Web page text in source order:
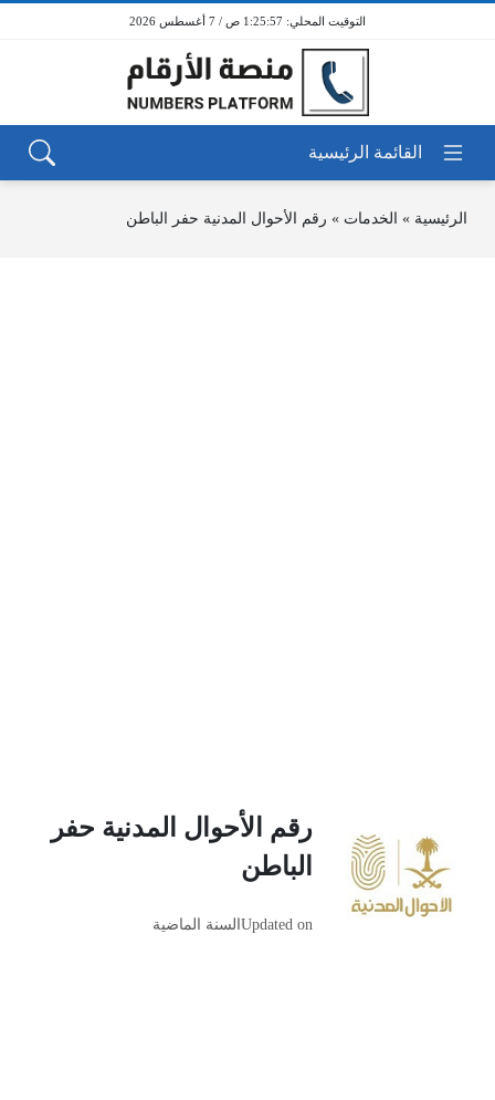
1:25:57 ص / 7 أغسطس 2026
الرئيسية » الخدمات » رقم الأحوال المدنية حفر الباطن
رقم الأحوال المدنية حفر
الباطن
Updated on السنة الماضية